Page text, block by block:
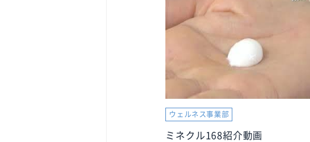
ウェルネス事業部
ミネクル168紹介動画